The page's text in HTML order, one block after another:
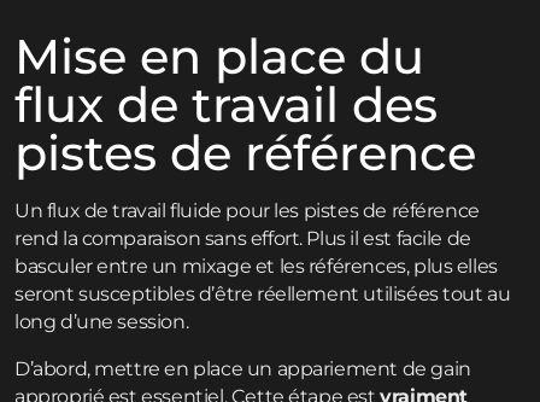
Mise en place du
flux de travail des
pistes de référence
Un flux de travail fluide pour les pistes de référence
rend la comparaison sans effort. Plus il est facile de
basculer entre un mixage et les références, plus elles
seront susceptibles d’être réellement utilisées tout au
long d’une session.
D’abord, mettre en place un appariement de gain
approprié est essentiel. Cette étape estvraiment